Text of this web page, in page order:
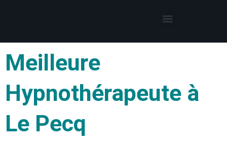
Meilleure
Hypnothérapeute à
Le Pecq